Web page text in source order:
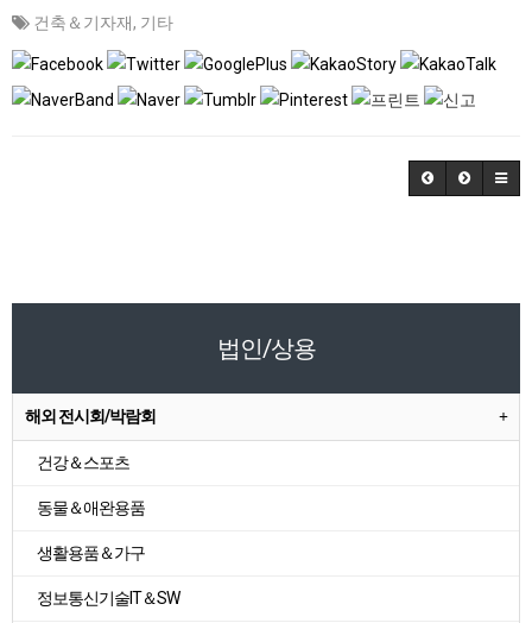
건축＆기자재, 기타
법인/상용
해외 전시회/박람회
건강＆스포츠
동물＆애완용품
생활용품＆가구
정보통신기술IT＆SW